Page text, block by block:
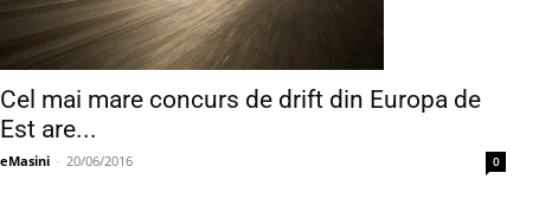
Cel mai mare concurs de drift din Europa de
Est are...
eMasini - 20/06/2016 0